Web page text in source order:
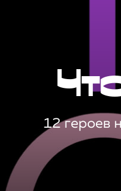
12 героев